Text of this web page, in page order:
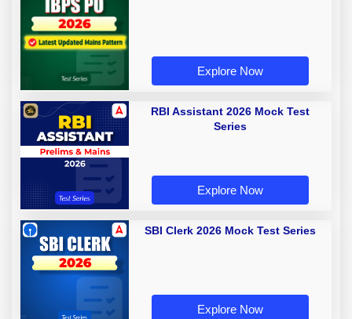
Explore Now
RBI Assistant 2026 Mock Test
Series
Explore Now
SBI Clerk 2026 Mock Test Series
Explore Now